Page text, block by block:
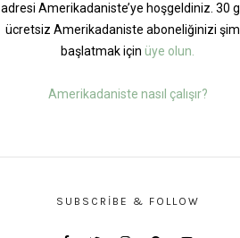
adresi Amerikadaniste’ye hoşgeldiniz. 30
ücretsiz Amerikadaniste aboneliğinizi
başlatmak için üye olun.
Amerikadaniste nasıl çalışır?
SUBSCRIBE & FOLLOW